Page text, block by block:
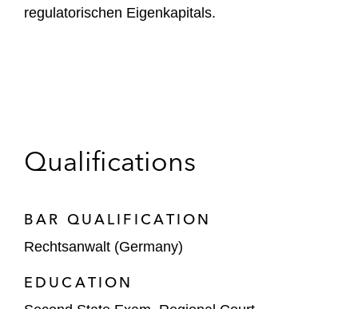
regulatorischen Eigenkapitals.
Qualifications
BAR QUALIFICATION
Rechtsanwalt (Germany)
EDUCATION